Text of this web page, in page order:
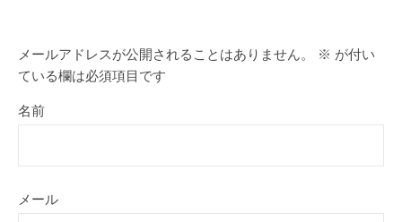
メールアドレスが公開されることはありません。 ※ が付い
ている欄は必須項目です
名前
メール